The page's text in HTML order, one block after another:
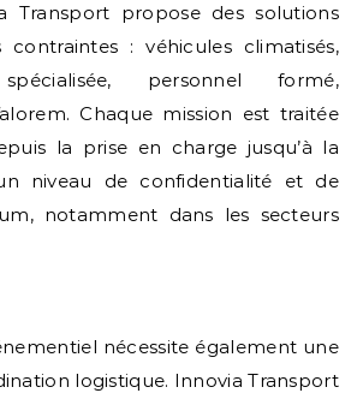
Transport propose des solutions
: véhicules climatisés,
personnel formé,
Chaque mission est traitée
la prise en charge jusqu’à la
niveau de confidentialité et de
notamment dans les secteurs
nécessite également une
logistique. Innovia Transport